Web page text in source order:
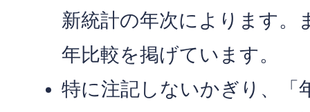
新統計の年次によります。
年比較を掲げています。
特に注記しないかぎり、「